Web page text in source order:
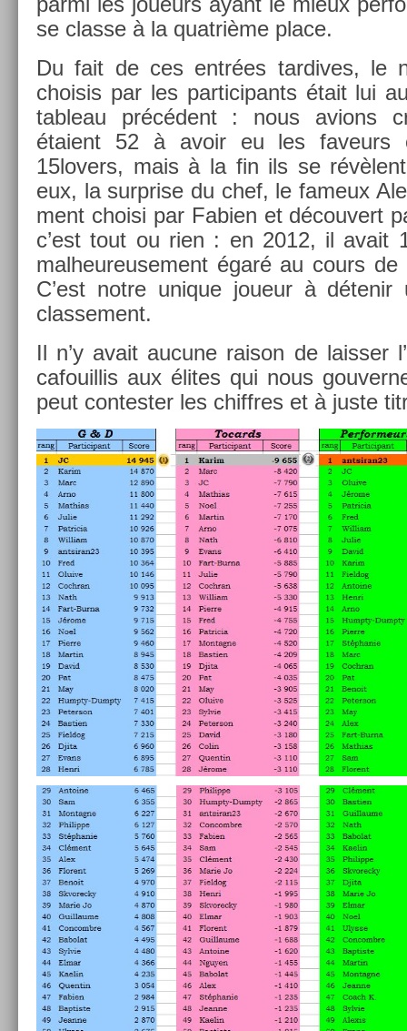
se clas­se à la quat­rième place.
Du fait de ces entrées tar­dives, le
choisis par les par­ticipants était lui
tab­leau précédent : nous av­ions
étaient 52 à avoir eu les faveurs
15lovers, mais à la fin ils se
eux, la sur­pr­ise du chef, le fameux
ment choisi par Fabi­en et découvert
c’est tout ou rien : en 2012, il avait
mal­heureuse­ment égaré au cours
C’est notre uni­que joueur à
clas­se­ment.
Il n’y avait aucune raison de laiss­er
cafouil­lis aux élites qui nous
peut con­test­er les chiffres et à juste